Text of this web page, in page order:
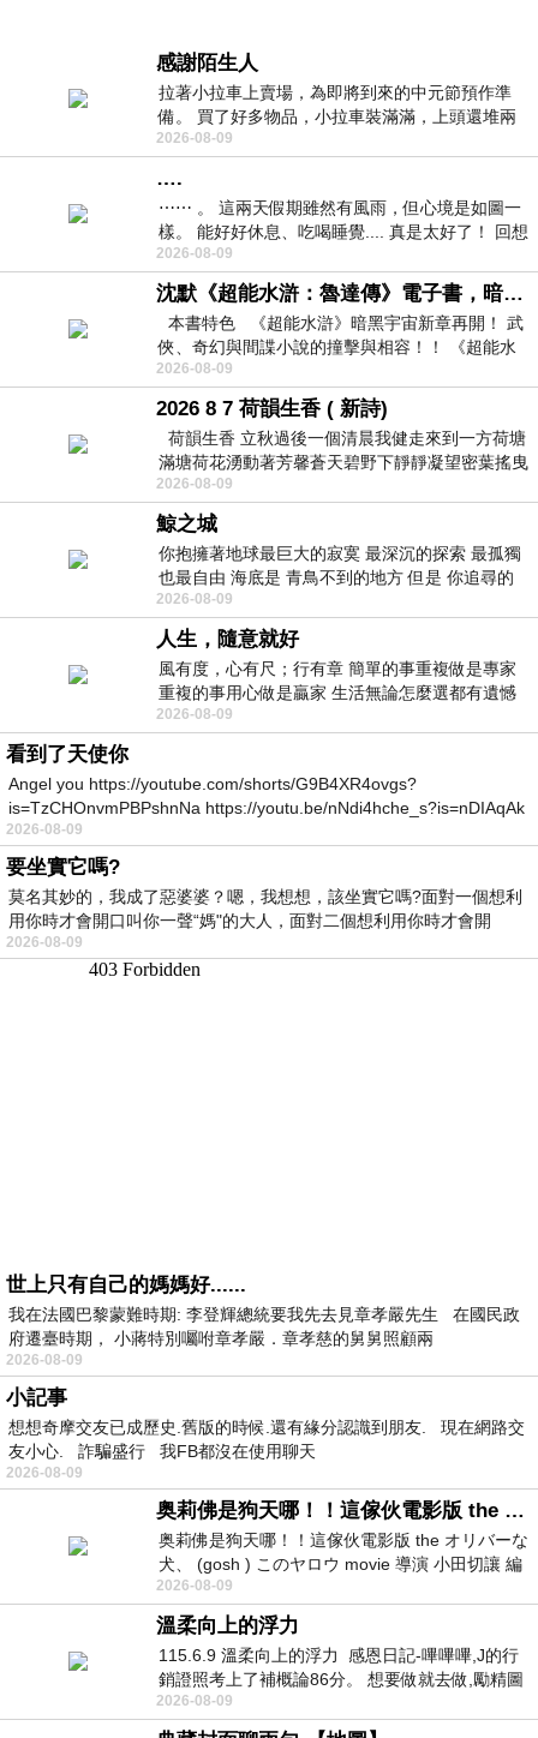
感謝陌生人
拉著小拉車上賣場，為即將到來的中元節預作準
備。 買了好多物品，小拉車裝滿滿，上頭還堆兩
紙箱。 雖辛苦了點，這點程度我一個人搬
2026-08-09
….
⋯⋯ 。 這兩天假期雖然有風雨，但心境是如圖一
樣。 能好好休息、吃喝睡覺.... 真是太好了！ 回想
起來，以前根本就很難有這
2026-08-09
沈默《超能水滸：魯達傳》電子書，暗黑宇宙新章，一一五年八月璀璨上架！
本書特色 《超能水滸》暗黑宇宙新章再開！ 武
俠、奇幻與間諜小說的撞擊與相容！！ 《超能水
滸》系列第四部
2026-08-09
2026 8 7 荷韻生香 ( 新詩)
荷韻生香 立秋過後一個清晨我健走來到一方荷塘
滿塘荷花湧動著芳馨蒼天碧野下靜靜凝望密葉搖曳
幽泉中復有蛙鳴嘓嘓水波裡搖曳
2026-08-09
鯨之城
你抱擁著地球最巨大的寂寞 最深沉的探索 最孤獨
也最自由 海底是 青鳥不到的地方 但是 你追尋的
幸福 可以比珍珠更
2026-08-09
人生，隨意就好
風有度，心有尺；行有章 簡單的事重複做是專家
重複的事用心做是贏家 生活無論怎麼選都有遺憾
所以開心就好 生活不會辜負認真
2026-08-09
看到了天使你
Angel you https://youtube.com/shorts/G9B4XR4ovgs?
is=TzCHOnvmPBPshnNa https://youtu.be/nNdi4hche_s?is=nDIAqAk
2026-08-09
要坐實它嗎?
莫名其妙的，我成了惡婆婆？嗯，我想想，該坐實它嗎?面對一個想利
用你時才會開口叫你一聲“媽"的大人，面對二個想利用你時才會開
2026-08-09
世上只有自己的媽媽好......
我在法國巴黎蒙難時期: 李登輝總統要我先去見章孝嚴先生 在國民政
府遷臺時期， 小蔣特別囑咐章孝嚴．章孝慈的舅舅照顧兩
2026-08-09
小記事
想想奇摩交友已成歷史.舊版的時候.還有緣分認識到朋友. 現在網路交
友小心. 詐騙盛行 我FB都沒在使用聊天
2026-08-09
奥莉佛是狗天哪！！這傢伙電影版 the オリバーな犬、 (gosh ) このヤロウ movie
奥莉佛是狗天哪！！這傢伙電影版 the オリバーな
犬、 (gosh ) このヤロウ movie 導演 小田切讓 編
劇: 小田切讓 主演: 小田切讓
2026-08-09
溫柔向上的浮力
115.6.9 溫柔向上的浮力 感恩日記-嗶嗶嗶,J的行
銷證照考上了補概論86分。 想要做就去做,勵精圖
治大成功,也是表法,堅持和努力
2026-08-09